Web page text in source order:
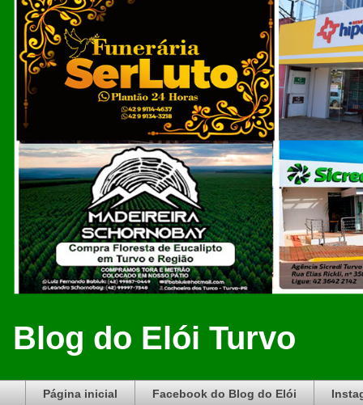
Blog do Elói Turvo
Página inicial Facebook do Blog do Elói